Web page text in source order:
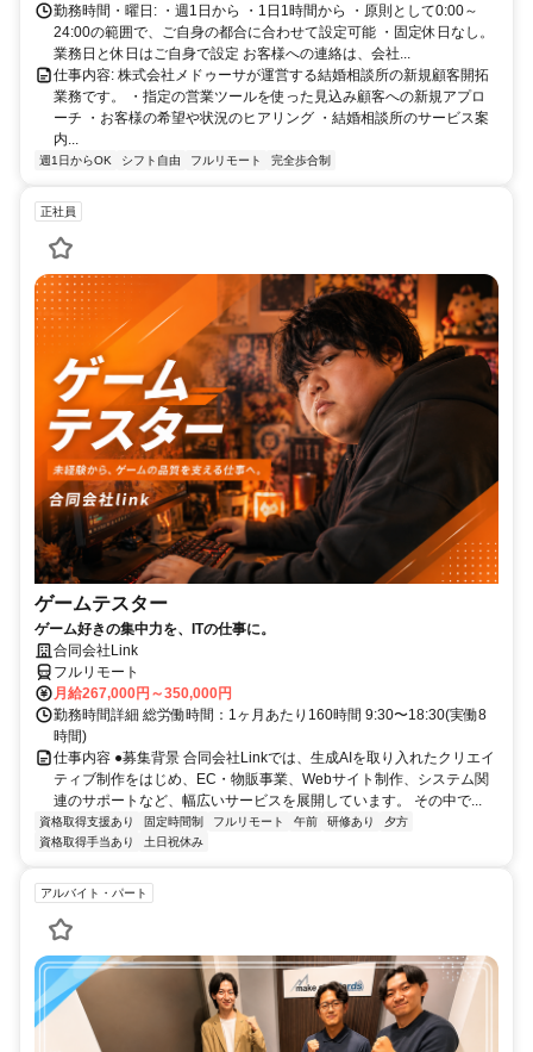
勤務時間・曜日: ・週1日から ・1日1時間から ・原則として0:00～
24:00の範囲で、ご自身の都合に合わせて設定可能 ・固定休日なし。
業務日と休日はご自身で設定 お客様への連絡は、会社...
仕事内容: 株式会社メドゥーサが運営する結婚相談所の新規顧客開拓
業務です。 ・指定の営業ツールを使った見込み顧客への新規アプロ
ーチ ・お客様の希望や状況のヒアリング ・結婚相談所のサービス案
内...
週1日からOK シフト自由 フルリモート 完全歩合制
正社員
ゲームテスター
ゲーム好きの集中力を、ITの仕事に。
合同会社Link
フルリモート
月給267,000円～350,000円
勤務時間詳細 総労働時間：1ヶ月あたり160時間 9:30〜18:30(実働8
時間)
仕事内容 ●募集背景 合同会社Linkでは、生成AIを取り入れたクリエイ
ティブ制作をはじめ、EC・物販事業、Webサイト制作、システム関
連のサポートなど、幅広いサービスを展開しています。 その中で...
資格取得支援あり 固定時間制 フルリモート 午前 研修あり
夕方
資格取得手当あり
土日祝休み
アルバイト・パート